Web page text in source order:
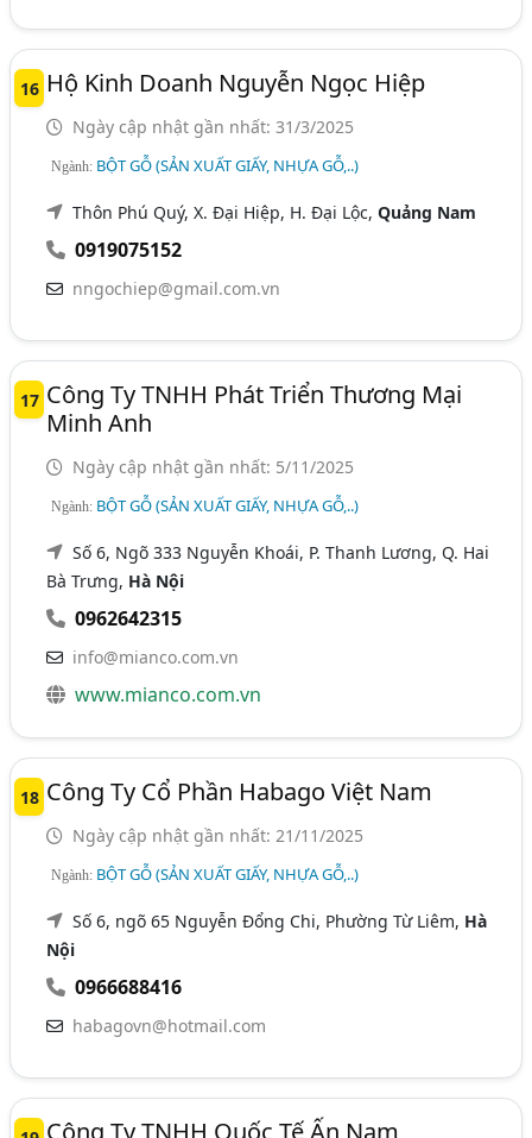
16 Hộ Kinh Doanh Nguyễn Ngọc Hiệp
Ngày cập nhật gần nhất: 31/3/2025
Ngành: BỘT GỖ (SẢN XUẤT GIẤY, NHỰA GỖ,..)
Thôn Phú Quý, X. Đại Hiệp, H. Đại Lộc,Quảng Nam
0919075152
nngochiep@gmail.com.vn
17 Công Ty TNHH Phát Triển Thương Mại
Minh Anh
Ngày cập nhật gần nhất: 5/11/2025
Ngành: BỘT GỖ (SẢN XUẤT GIẤY, NHỰA GỖ,..)
Số 6, Ngõ 333 Nguyễn Khoái, P. Thanh Lương, Q. Hai
Bà Trưng, Hà Nội
0962642315
info@mianco.com.vn
www.mianco.com.vn
18 Công Ty Cổ Phần Habago Việt Nam
Ngày cập nhật gần nhất: 21/11/2025
Ngành: BỘT GỖ (SẢN XUẤT GIẤY, NHỰA GỖ,..)
Số 6, ngõ 65 Nguyễn Đổng Chi, Phường Từ Liêm, Hà
Nội
0966688416
habagovn@hotmail.com
Công Ty TNHH Quốc Tế Ấn Nam